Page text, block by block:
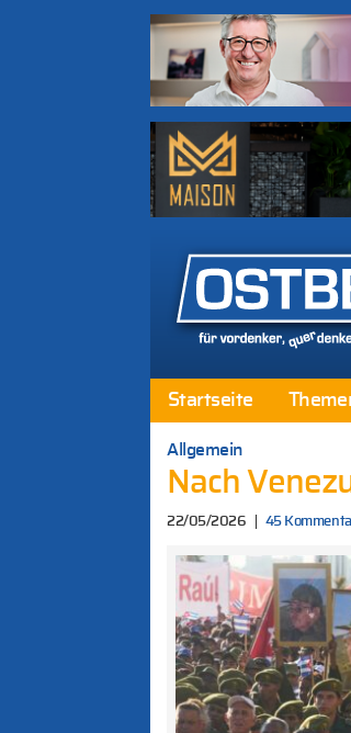
Startseite
Allgemein
Nach
22/05/2026 45